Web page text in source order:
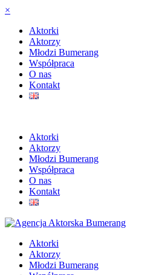
×
Aktorki
Aktorzy
Młodzi Bumerang
Współpraca
O nas
Kontakt
Aktorki
Aktorzy
Młodzi Bumerang
Współpraca
O nas
Kontakt
Aktorki
Aktorzy
Młodzi Bumerang